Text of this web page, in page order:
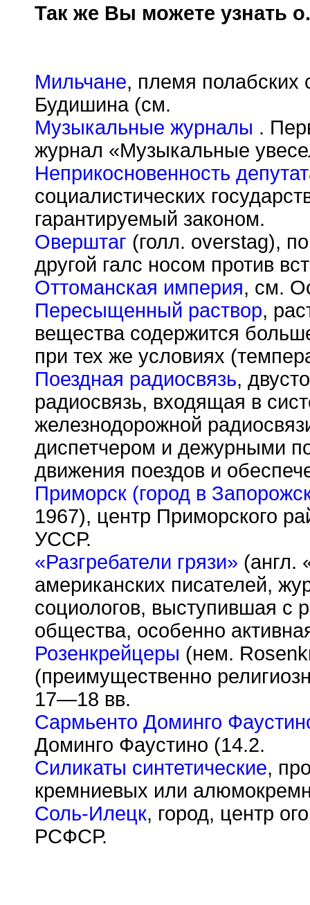
Так же Вы можете узнать
Мильчане, племя полабских
Будишина (см.
Музыкальные журналы .
журнал «Музыкальные
Неприкосновенность
социалистических
гарантируемый законом.
Оверштаг (голл. overstag),
другой галс носом против
Оттоманская империя, см.
Пересыщенный раствор,
вещества содержится
при тех же условиях
Поездная радиосвязь,
радиосвязь, входящая в
железнодорожной
диспетчером и дежурными
движения поездов и
Приморск (город в
1967), центр Приморского
УССР.
«Разгребатели грязи» (англ.
американских писателей,
социологов, выступившая с
общества, особенно
Розенкрейцеры (нем.
(преимущественно
17—18 вв.
Сармьенто Доминго
Доминго Фаустино (14.2.
Силикаты синтетические,
кремниевых или
Соль-Илецк, город, центр
РСФСР.